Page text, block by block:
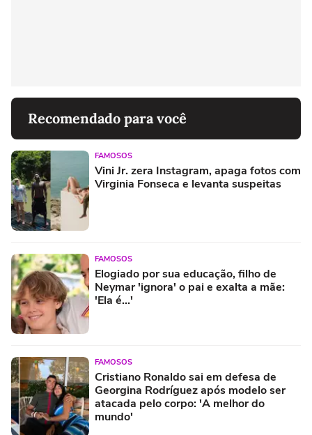
Recomendado para você
FAMOSOS
Vini Jr. zera Instagram, apaga fotos com
Virginia Fonseca e levanta suspeitas
FAMOSOS
Elogiado por sua educação, filho de
Neymar 'ignora' o pai e exalta a mãe:
'Ela é...'
FAMOSOS
Cristiano Ronaldo sai em defesa de
Georgina Rodríguez após modelo ser
atacada pelo corpo: 'A melhor do
mundo'